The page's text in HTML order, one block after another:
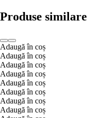
Produse similare
Adaugă în coș
Adaugă în coș
Adaugă în coș
Adaugă în coș
Adaugă în coș
Adaugă în coș
Adaugă în coș
Adaugă în coș